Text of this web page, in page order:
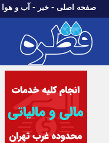
صفحه اصلی - خبر - آب و هوا